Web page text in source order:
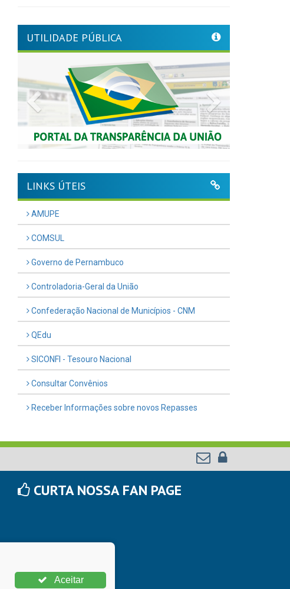
UTILIDADE PÚBLICA
Previous
LINKS ÚTEIS
AMUPE
COMSUL
Governo de Pernambuco
Controladoria-Geral da União
Confederação Nacional de Municípios - CNM
QEdu
SICONFI - Tesouro Nacional
Consultar Convênios
Receber Informações sobre novos Repasses
CURTA NOSSA FAN PAGE
Aceitar